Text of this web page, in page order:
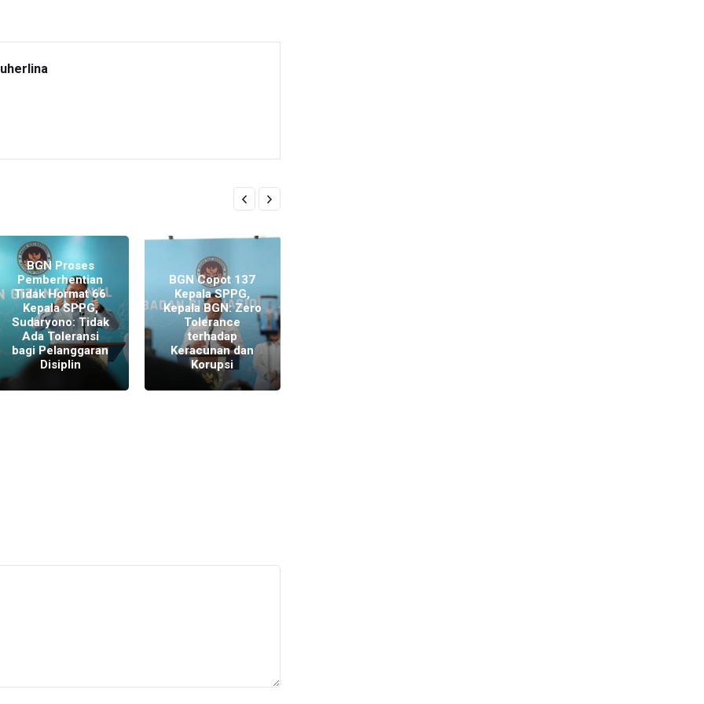
BGN Proses
Pemberhentian
Tidak Hormat 66
Kepala SPPG,
Sudaryono: Tidak
Ada Toleransi
bagi Pelanggaran
Disiplin
BGN Copot 137
Kepala SPPG,
Kepala BGN: Zero
Tolerance
terhadap
Keracunan dan
Korupsi